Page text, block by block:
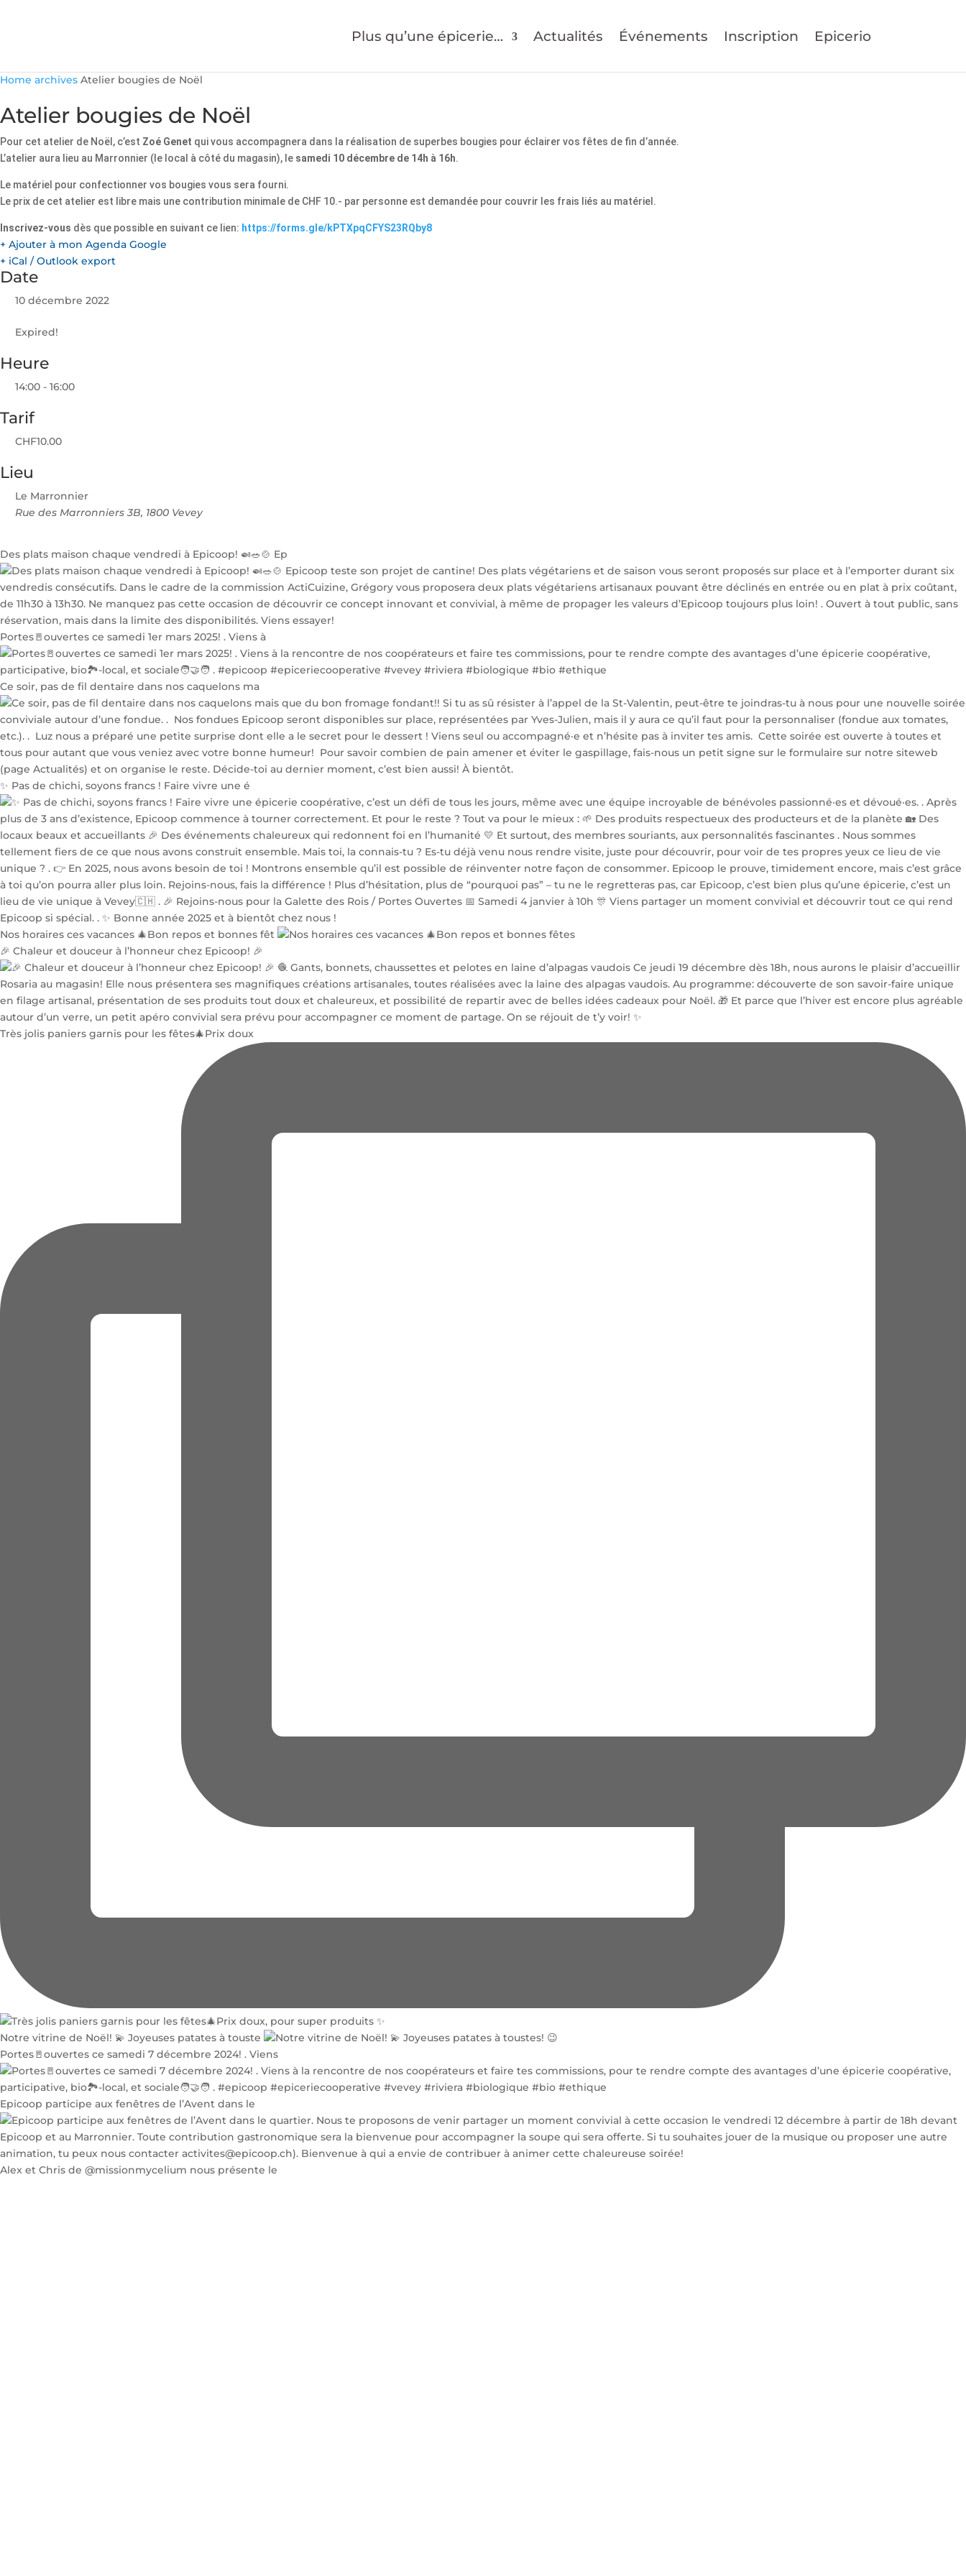
Plus qu’une épicerie… Actualités Événements Inscription Epicerio
Home archives Atelier bougies de Noël
Atelier bougies de Noël
Pour cet atelier de Noël, c’est Zoé Genet qui vous accompagnera dans la réalisation de superbes bougies pour éclairer vos fêtes de fin d’année.
L’atelier aura lieu au Marronnier (le local à côté du magasin), le samedi 10 décembre de 14h à 16h.
Le matériel pour confectionner vos bougies vous sera fourni.
Le prix de cet atelier est libre mais une contribution minimale de CHF 10.- par personne est demandée pour couvrir les frais liés au matériel.
Inscrivez-vous dès que possible en suivant ce lien: https://forms.gle/kPTXpqCFYS23RQby8
+ Ajouter à mon Agenda Google
+ iCal / Outlook export
Date
10 décembre 2022
Expired!
Heure
14:00 - 16:00
Tarif
CHF10.00
Lieu
Le Marronnier
Rue des Marronniers 3B, 1800 Vevey
Des plats maison chaque vendredi à Epicoop! 🍛🥗🍲 Ep
Portes🚪ouvertes ce samedi 1er mars 2025! . Viens à
Ce soir, pas de fil dentaire dans nos caquelons ma
✨ Pas de chichi, soyons francs ! Faire vivre une é
Nos horaires ces vacances 🎄Bon repos et bonnes fêt
🎉 Chaleur et douceur à l’honneur chez Epicoop! 🎉
Très jolis paniers garnis pour les fêtes🎄Prix doux
Notre vitrine de Noël! 💫 Joyeuses patates à touste
Portes🚪ouvertes ce samedi 7 décembre 2024! . Viens
Epicoop participe aux fenêtres de l’Avent dans le
Alex et Chris de @missionmycelium nous présente le